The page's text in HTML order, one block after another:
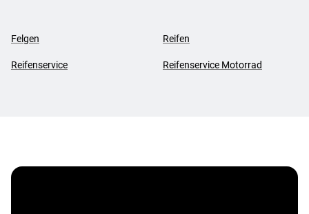
Felgen Reifen
Reifenservice Reifenservice Motorrad